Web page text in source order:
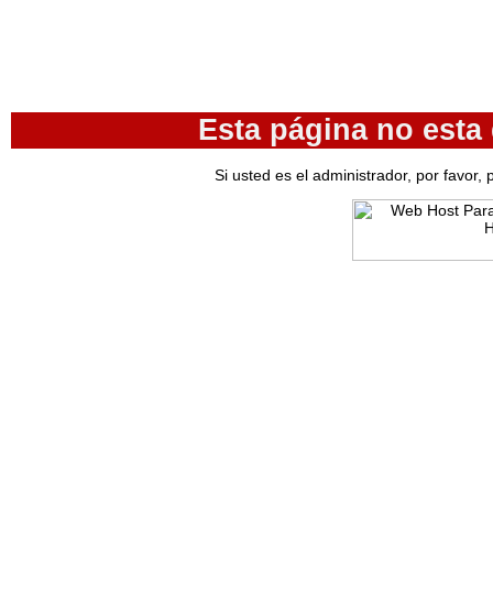
Esta página no
Si usted es el administrador, por favor,